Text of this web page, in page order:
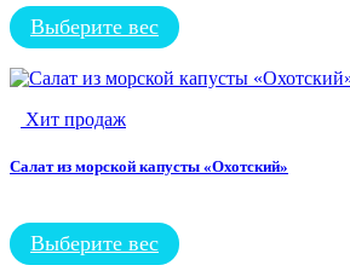
выбрать
на
товара.
Выберите вес
Этот
имеет
вариаций.
можно
странице
товара.
Хит продаж
Салат из морской капусты «Охотский»
Выберите вес
Этот